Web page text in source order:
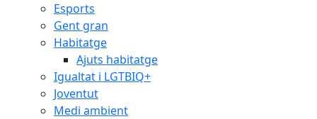
Esports
Gent gran
Habitatge
Ajuts habitatge
Igualtat i LGTBIQ+
Joventut
Medi ambient